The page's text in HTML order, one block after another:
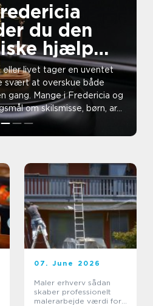
du den
hjælp
eller livet tager en uventet
svært at overskue både
gang. Mange i Fredericia og
om skilsmisse, børn, ar...
07. June 2026
Maler erhverv sådan
skaber professionelt
malerarbejde værdi for